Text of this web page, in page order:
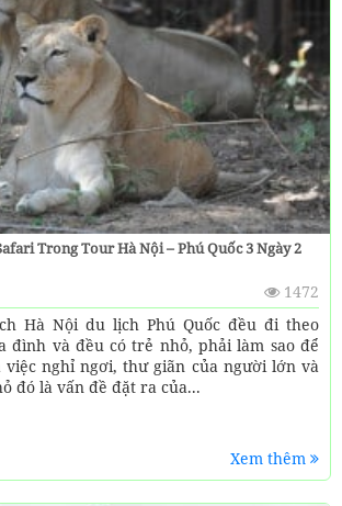
Trong Tour Hà Nội – Phú Quốc 3 Ngày 2
1472
Hà Nội du lịch Phú Quốc đều đi theo
đình và đều có trẻ nhỏ, phải làm sao để
việc nghỉ ngơi, thư giãn của người lớn và
đó là vấn đề đặt ra của...
Xem thêm